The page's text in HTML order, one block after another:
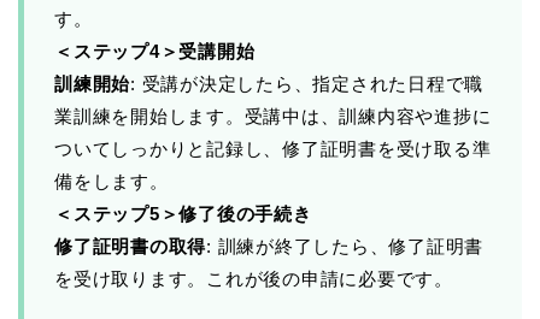
す。
＜ステップ4＞受講開始
訓練開始: 受講が決定したら、指定された日程で職
業訓練を開始します。受講中は、訓練内容や進捗に
ついてしっかりと記録し、修了証明書を受け取る準
備をします。
＜ステップ5＞修了後の手続き
修了証明書の取得: 訓練が終了したら、修了証明書
を受け取ります。これが後の申請に必要です。